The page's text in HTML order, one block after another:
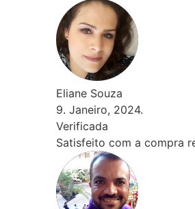
expectativa